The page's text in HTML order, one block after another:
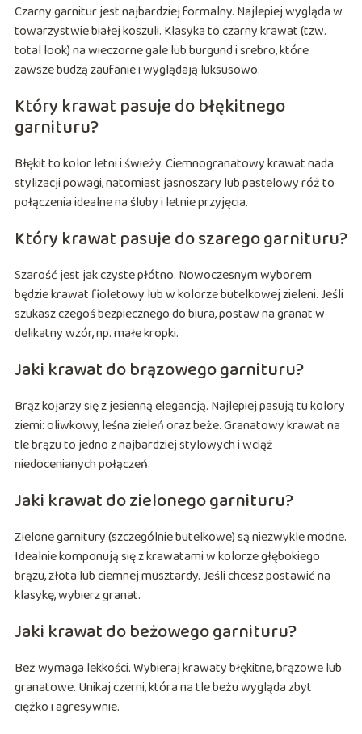
Czarny garnitur jest najbardziej formalny. Najlepiej wygląda w
towarzystwie białej koszuli. Klasyka to czarny krawat (tzw.
total look) na wieczorne gale lub burgund i srebro, które
zawsze budzą zaufanie i wyglądają luksusowo.
Który krawat pasuje do błękitnego
garnituru?
Błękit to kolor letni i świeży. Ciemnogranatowy krawat nada
stylizacji powagi, natomiast jasnoszary lub pastelowy róż to
połączenia idealne na śluby i letnie przyjęcia.
Który krawat pasuje do szarego garnituru?
Szarość jest jak czyste płótno. Nowoczesnym wyborem
będzie krawat fioletowy lub w kolorze butelkowej zieleni. Jeśli
szukasz czegoś bezpiecznego do biura, postaw na granat w
delikatny wzór, np. małe kropki.
Jaki krawat do brązowego garnituru?
Brąz kojarzy się z jesienną elegancją. Najlepiej pasują tu kolory
ziemi: oliwkowy, leśna zieleń oraz beże. Granatowy krawat na
tle brązu to jedno z najbardziej stylowych i wciąż
niedocenianych połączeń.
Jaki krawat do zielonego garnituru?
Zielone garnitury (szczególnie butelkowe) są niezwykle modne.
Idealnie komponują się z krawatami w kolorze głębokiego
brązu, złota lub ciemnej musztardy. Jeśli chcesz postawić na
klasykę, wybierz granat.
Jaki krawat do beżowego garnituru?
Beż wymaga lekkości. Wybieraj krawaty błękitne, brązowe lub
granatowe. Unikaj czerni, która na tle beżu wygląda zbyt
ciężko i agresywnie.